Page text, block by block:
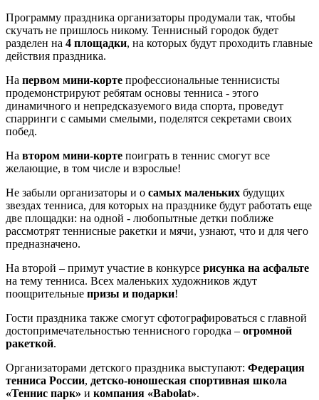
Программу праздника организаторы продумали так, чтобы
скучать не пришлось никому. Теннисный городок будет
разделен на 4 площадки, на которых будут проходить главные
действия праздника.
На первом мини-корте профессиональные теннисисты
продемонстрируют ребятам основы тенниса - этого
динамичного и непредсказуемого вида спорта, проведут
спарринги с самыми смелыми, поделятся секретами своих
побед.
На втором мини-корте поиграть в теннис смогут все
желающие, в том числе и взрослые!
Не забыли организаторы и о самых маленьких будущих
звездах тенниса, для которых на празднике будут работать еще
две площадки: на одной - любопытные детки поближе
рассмотрят теннисные ракетки и мячи, узнают, что и для чего
предназначено.
На второй – примут участие в конкурсе рисунка на асфальте
на тему тенниса. Всех маленьких художников ждут
поощрительные призы и подарки!
Гости праздника также смогут сфотографироваться с главной
достопримечательностью теннисного городка – огромной
ракеткой.
Организаторами детского праздника выступают: Федерация
тенниса России, детско-юношеская спортивная школа
«Теннис парк» и компания «Babolat».